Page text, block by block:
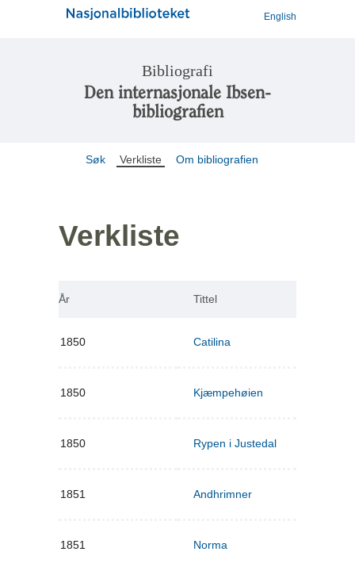
English
Bibliografi
Den internasjonale Ibsen-
bibliografien
Søk Verkliste Om bibliografien
Verkliste
År Tittel
1850 Catilina
1850 Kjæmpehøien
1850 Rypen i Justedal
1851 Andhrimner
1851 Norma